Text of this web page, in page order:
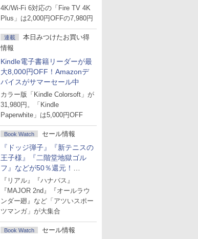
4K/Wi-Fi 6対応の「Fire TV 4K
Plus」は2,000円OFFの7,980円
連載
本日みつけたお買い得
情報
Kindle電子書籍リーダーが最
大8,000円OFF！Amazonデ
バイスがサマーセール中
カラー版「Kindle Colorsoft」が
31,980円。「Kindle
Paperwhite」は5,000円OFF
Book Watch セール情報
『ドッジ弾子』『新テニスの
王子様』『二階堂地獄ゴル
フ』などが50％還元！
Amazonマンガ週末セール
『リアル』『ハナバス』
『MAJOR 2nd』『オールラウ
ンダー廻』など「アツいスポー
ツマンガ」が大集合
Book Watch セール情報